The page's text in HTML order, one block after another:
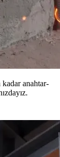
anahtar-